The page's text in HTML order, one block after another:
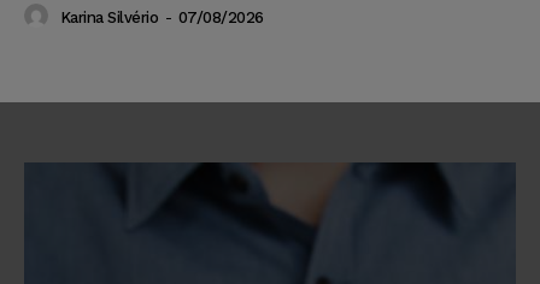
Karina Silvério - 07/08/2026